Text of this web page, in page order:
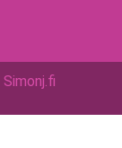
Simonj.fi